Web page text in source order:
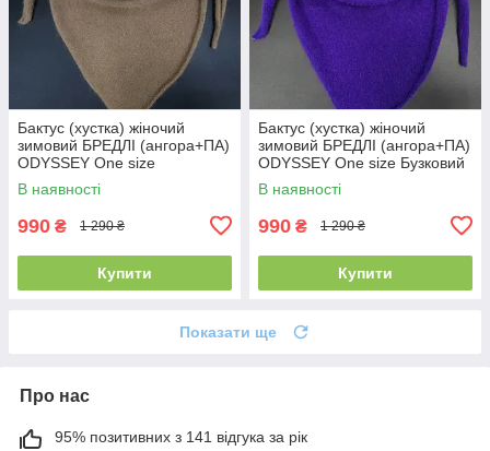
Бактус (хустка) жіночий
зимовий БРЕДЛІ (ангора+ПА)
ODYSSEY One size
Карамельний 14500
В наявності
990 ₴ 1 290 ₴
Купити
Бактус (хустка) жіночий
зимовий БРЕДЛІ (ангора+ПА)
ODYSSEY One size Бузковий
14507
В наявності
990 ₴ 1 290 ₴
Купити
Показати ще
Про нас
95% позитивних з 141 відгука за рік